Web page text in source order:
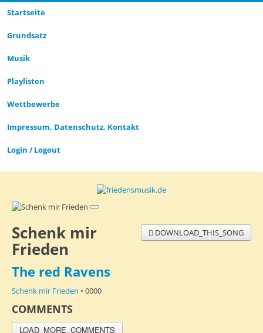
Startseite
Grund­satz­
Musik
Playlisten
Wettbewerbe
Impressum, Datenschutz, Kontakt
Login / Logout
DOWNLOAD_THIS_SONG
Schenk mir
Frieden
The red Ravens
Schenk mir Frieden • 0000
COMMENTS
LOAD_MORE_COMMENTS